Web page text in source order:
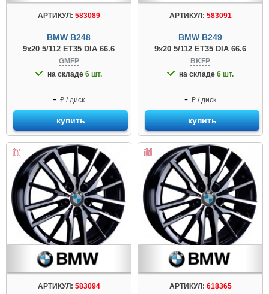
АРТИКУЛ: 583089
BMW B248
9x20 5/112 ET35 DIA 66.6
GMFP
на складе 6 шт.
- ₽ / диск
купить
АРТИКУЛ: 583091
BMW B249
9x20 5/112 ET35 DIA 66.6
BKFP
на складе 6 шт.
- ₽ / диск
купить
АРТИКУЛ: 583094 АРТИКУЛ: 618365